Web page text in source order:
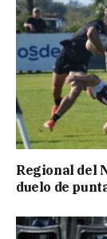
Regional del
duelo de